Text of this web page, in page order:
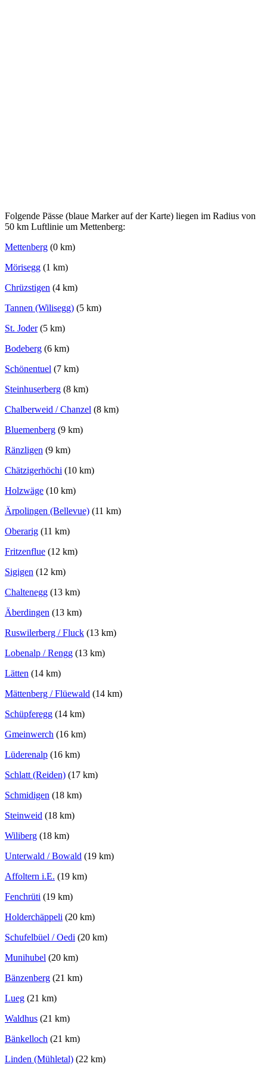
Folgende Pässe (blaue Marker auf der Karte) liegen im Radius von
50 km Luftlinie um Mettenberg:
Mettenberg (0 km)
Mörisegg (1 km)
Chrüzstigen (4 km)
Tannen (Wilisegg) (5 km)
St. Joder(5 km)
Bodeberg (6 km)
Schönentuel (7 km)
Steinhuserberg (8 km)
Chalberweid / Chanzel (8 km)
Bluemenberg (9 km)
Ränzligen (9 km)
Chätzigerhöchi (10 km)
Holzwäge (10 km)
Ärpolingen (Bellevue) (11 km)
Oberarig (11 km)
Fritzenflue (12 km)
Sigigen (12 km)
Chaltenegg (13 km)
Äberdingen (13 km)
Ruswilerberg / Fluck (13 km)
Lobenalp / Rengg (13 km)
Lätten (14 km)
Mättenberg / Flüewald (14 km)
Schüpferegg (14 km)
Gmeinwerch (16 km)
Lüderenalp (16 km)
Schlatt (Reiden) (17 km)
Schmidigen (18 km)
Steinweid (18 km)
Wiliberg (18 km)
Unterwald / Bowald (19 km)
Affoltern i.E. (19 km)
Fenchrüti (19 km)
Holderchäppeli (20 km)
Schufelbüel / Oedi (20 km)
Munihubel (20 km)
Bänzenberg (21 km)
Lueg (21 km)
Waldhus (21 km)
Bänkelloch (21 km)
Linden (Mühletal) (22 km)